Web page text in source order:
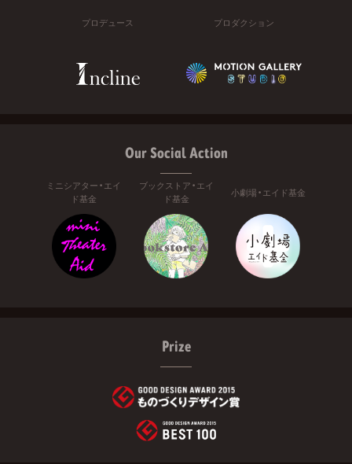
プロデュース プロダクション
Our Social Action
ミニシアター・エイ
ド基金
ブックストア・エイ
ド基金
小劇場・エイド基金
Prize